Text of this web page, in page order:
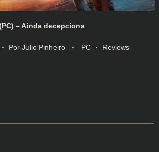
– Ainda decepciona
Por Julio Pinheiro PC Reviews